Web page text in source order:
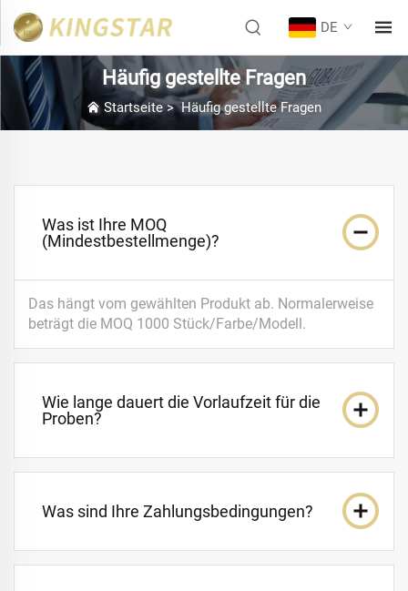
DE
Häufig gestellte Fragen
Startseite>Häufig gestellte Fragen
Was ist Ihre MOQ
(Mindestbestellmenge)?
Das hängt vom gewählten Produkt ab. Normalerweise
beträgt die MOQ 1000 Stück/Farbe/Modell.
Wie lange dauert die Vorlaufzeit für die
Proben?
Was sind Ihre Zahlungsbedingungen?